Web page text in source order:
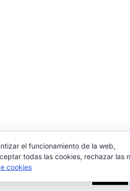
y ofrecer contenidos
el funcionamiento de la web,
todas las cookies, rechazar las
cookies